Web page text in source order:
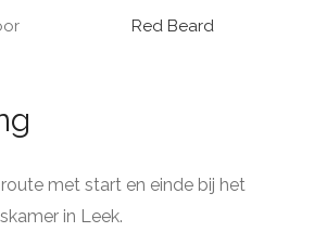
Red Beard
met start en einde bij het
in Leek.